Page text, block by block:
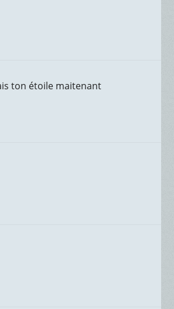
ton étoile maitenant